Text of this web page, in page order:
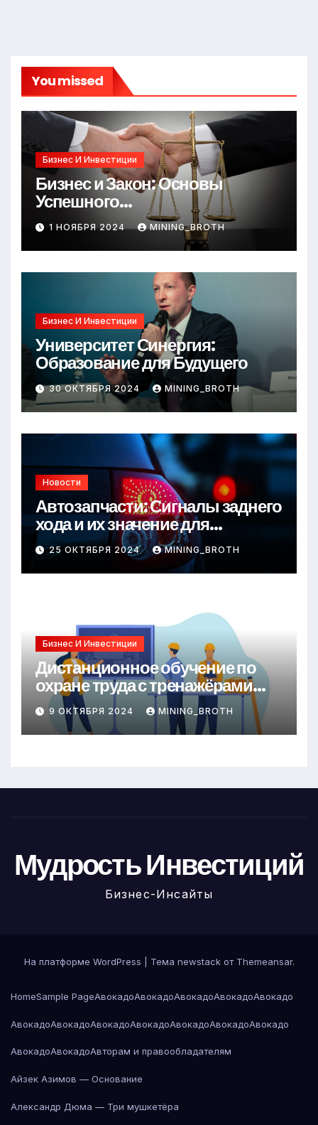
You missed
Бизнес И Инвестиции
Бизнес и Закон: Основы
Успешного
Предпринимательства
1 НОЯБРЯ 2024 MINING_BROTH
Бизнес И Инвестиции
Университет Синергия:
Образование для Будущего
30 ОКТЯБРЯ 2024 MINING_BROTH
Новости
Автозапчасти: Сигналы заднего
хода и их значение для
безопасности на дороге
25 ОКТЯБРЯ 2024 MINING_BROTH
Бизнес И Инвестиции
Дистанционное обучение по
охране труда с тренажёрами
онлайн
9 ОКТЯБРЯ 2024 MINING_BROTH
Мудрость Инвестиций
Бизнес-Инсайты
На платформе WordPress Тема newstack от Themeansar.
HomeSample PageАвокадоАвокадоАвокадоАвокадоАвокадо
АвокадоАвокадоАвокадоАвокадоАвокадоАвокадоАвокадо
АвокадоАвокадоАвторам и правообладателям
Айзек Азимов — Основание
Александр Дюма — Три мушкетёра